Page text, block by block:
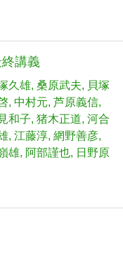
講義
久雄 桑原武夫
貝塚
中村元 芦原義信
和子 猪木正道 河合
江藤淳 網野善彦
雄 阿部謹也
日野原